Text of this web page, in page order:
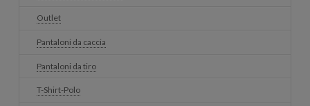
Outlet
Pantaloni da caccia
Pantaloni da tiro
T-Shirt-Polo